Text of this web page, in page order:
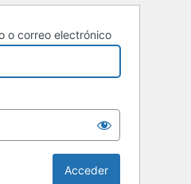
o correo electrónico